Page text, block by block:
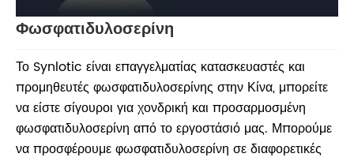
Φωσφατιδυλοσερίνη
Το Synlotic είναι επαγγελματίας κατασκευαστές και
προμηθευτές φωσφατιδυλοσερίνης στην Κίνα, μπορείτε
να είστε σίγουροι για χονδρική και προσαρμοσμένη
φωσφατιδυλοσερίνη από το εργοστάσιό μας. Μπορούμε
να προσφέρουμε φωσφατιδυλοσερίνη σε διαφορετικές